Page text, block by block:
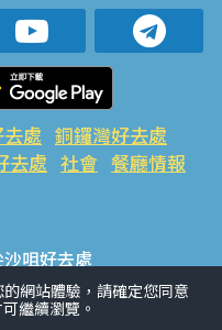
處 銅鑼灣好去處
去處 社會 餐廳情報
沙咀好去處
處 旺角好去處 社會
網站體驗，請確定您同意
繼續瀏覽。